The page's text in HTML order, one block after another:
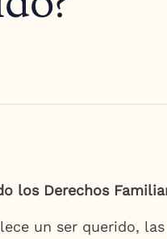
los Derechos
un ser querido,